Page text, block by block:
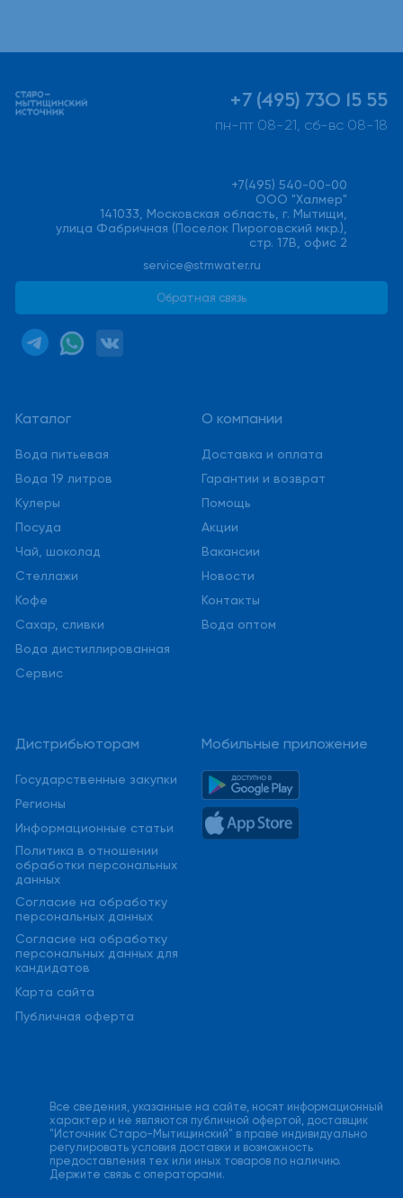
Каталог
Вода питьевая
Вода 19 литров
Кулеры
Посуда
Чай, шоколад
Стеллажи
Кофе
Сахар, сливки
Вода дистиллированная
Сервис
О компании
Доставка и оплата
Гарантии и возврат
Помощь
Акции
Вакансии
Новости
Контакты
Вода оптом
Дистрибьюторам
Государственные закупки
Регионы
Информационные статьи
Политика в отношении
обработки персональных
данных
Cогласие на обработку
персональных данных
Cогласие на обработку
персональных данных для
кандидатов
Карта сайта
Публичная оферта
Мобильные приложение
+7 (495) 730 15 55
пн-пт 08-21, сб-вс 08-18
+7(495) 540-00-00
ООО "Халмер"
141033, Московская область, г. Мытищи,
улица Фабричная (Поселок Пироговский мкр.),
стр. 17В, офис 2
service@stmwater.ru
Обратная связь
Все сведения, указанные на сайте, носят информационный
характер и не являются публичной офертой, доставщик
"Источник Старо-Мытищинский" в праве индивидуально
регулировать условия доставки и возможность
предоставления тех или иных товаров по наличию.
Держите связь с операторами.